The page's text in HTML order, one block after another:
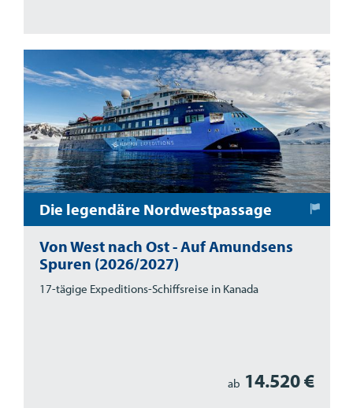
Die legendäre Nordwestpassage
Von West nach Ost - Auf Amundsens
Spuren (2026/2027)
17-tägige Expeditions-Schiffsreise in Kanada
ab 14.520 €